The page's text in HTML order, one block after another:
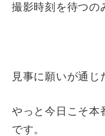
撮影時刻を待つの
見事に願いが通じ
やっと今日こそ本
です。